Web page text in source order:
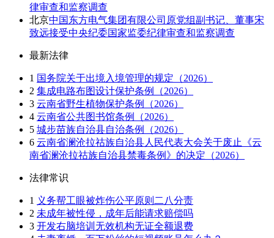
律审查和监察调查
北京中国东方电气集团有限公司原党组副书记、董事宋
致远接受中央纪委国家监委纪律审查和监察调查
最新法律
1 国务院关于出境入境管理的规定（2026）
2 集成电路布图设计保护条例（2026）
3 云南省野生植物保护条例（2026）
4 云南省公共图书馆条例（2026）
5 城步苗族自治县自治条例（2026）
6 云南省澜沧拉祜族自治县人民代表大会关于废止《云
南省澜沧拉祜族自治县禁毒条例》的决定（2026）
法律常识
1 义务帮工眼被炸伤公平原则二八分责
2 未成年被性侵，成年后能请求赔偿吗
3 开发右脑培训无效机构无证全额退费